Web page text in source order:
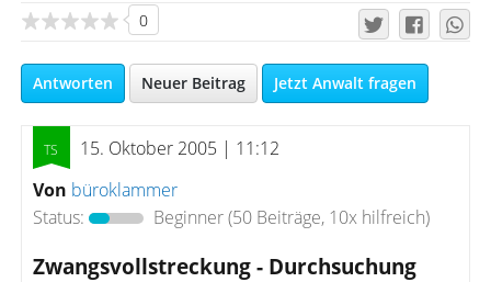
0
Antworten Neuer Beitrag Jetzt Anwalt fragen
15. Oktober 2005 | 11:12
Von büroklammer
Status:
Beginner(50 Beiträge, 10x hilfreich)
Zwangsvollstreckung - Durchsuchung